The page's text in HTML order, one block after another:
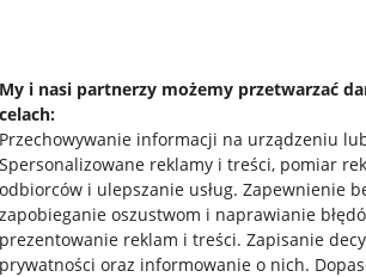
My i nasi partnerzy możemy przetwarzać
celach:
Przechowywanie informacji na urządzeniu
Spersonalizowane reklamy i treści, pomiar
odbiorców i ulepszanie usług. Zapewnienie
zapobieganie oszustwom i naprawianie
prezentowanie reklam i treści. Zapisanie
prywatności oraz informowanie o nich.